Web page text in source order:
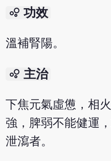
bubble_chart 功效
溫補腎陽。
bubble_chart 主治
下焦元氣虛憊，相
強，脾弱不能健運
泄瀉者。